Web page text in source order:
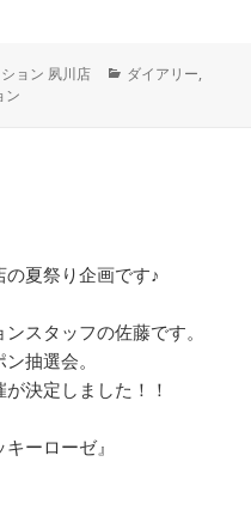
ョン 夙川店
カ
ダイアリー,
ン
夏祭り企画です♪
スタッフの佐藤です。
抽選会。
決定しました！！
ーローゼ』